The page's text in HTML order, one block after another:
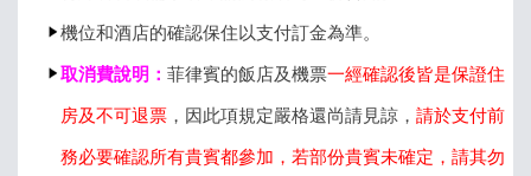
機位和酒店的確認保住以支付訂金為準。
取消費說明：菲律賓的飯店及機票一經確認後皆是保證住
房及不可退票 ，因此項規定嚴格還尚請見諒，請於支付前
務必要確認所有貴賓都參加，若部份貴賓未確定，請其勿